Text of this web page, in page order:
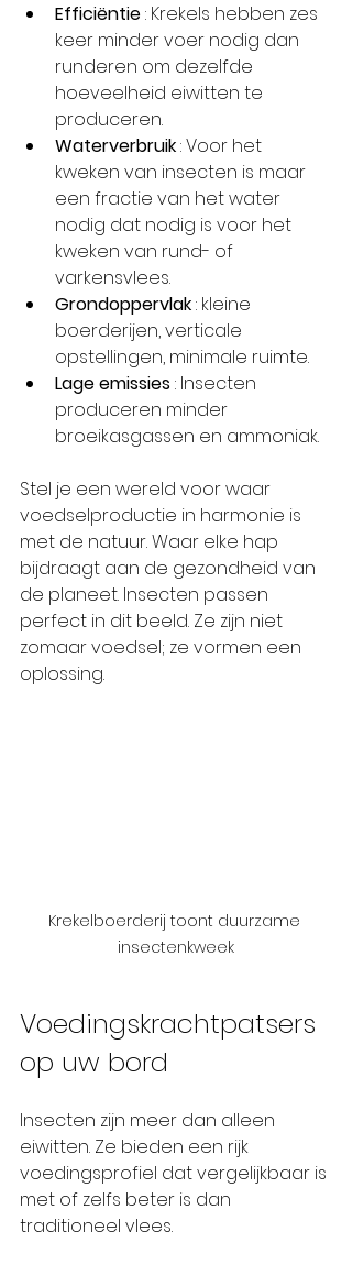
Efficiëntie : Krekels hebben zes
keer minder voer nodig dan
runderen om dezelfde
hoeveelheid eiwitten te
produceren.
Waterverbruik : Voor het
kweken van insecten is maar
een fractie van het water
nodig dat nodig is voor het
kweken van rund- of
varkensvlees.
Grondoppervlak : kleine
boerderijen, verticale
opstellingen, minimale ruimte.
Lage emissies : Insecten
produceren minder
broeikasgassen en ammoniak.
Stel je een wereld voor waar
voedselproductie in harmonie is
met de natuur. Waar elke hap
bijdraagt aan de gezondheid van
de planeet. Insecten passen
perfect in dit beeld. Ze zijn niet
zomaar voedsel; ze vormen een
oplossing.
Krekelboerderij toont duurzame
insectenkweek
Voedingskrachtpatsers
op uw bord
Insecten zijn meer dan alleen
eiwitten. Ze bieden een rijk
voedingsprofiel dat vergelijkbaar is
met of zelfs beter is dan
traditioneel vlees.